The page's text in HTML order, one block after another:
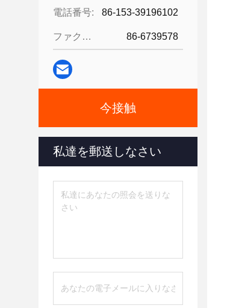
電話番号: 86-153-39196102
ファクシミリ: 86-6739578
今接触
私達を郵送しなさい